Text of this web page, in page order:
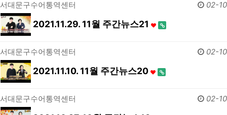
서대문구수어통역센터 02-10
2021.11.29. 11월 주간뉴스21
서대문구수어통역센터 02-10
2021.11.10. 11월 주간뉴스20
서대문구수어통역센터 02-10